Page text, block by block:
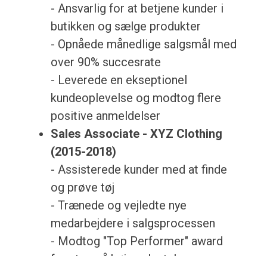
- Ansvarlig for at betjene kunder i
butikken og sælge produkter
- Opnåede månedlige salgsmål med
over 90% succesrate
- Leverede en ekseptionel
kundeoplevelse og modtog flere
positive anmeldelser
Sales Associate - XYZ Clothing
(2015-2018)
- Assisterede kunder med at finde
og prøve tøj
- Trænede og vejledte nye
medarbejdere i salgsprocessen
- Modtog "Top Performer" award